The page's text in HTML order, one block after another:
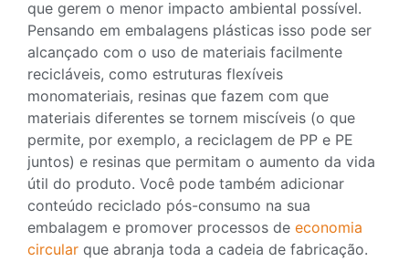
que gerem o menor impacto ambiental possível.
Pensando em embalagens plásticas isso pode ser
alcançado com o uso de materiais facilmente
recicláveis, como estruturas flexíveis
monomateriais, resinas que fazem com que
materiais diferentes se tornem miscíveis (o que
permite, por exemplo, a reciclagem de PP e PE
juntos) e resinas que permitam o aumento da vida
útil do produto. Você pode também adicionar
conteúdo reciclado pós-consumo na sua
embalagem e promover processos de economia
circular que abranja toda a cadeia de fabricação.